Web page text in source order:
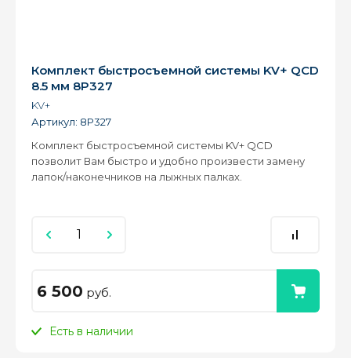
Комплект быстросъемной системы KV+ QCD
8.5 мм 8P327
KV+
Артикул: 8P327
Комплект быстросъемной системы KV+ QCD
позволит Вам быстро и удобно произвести замену
лапок/наконечников на лыжных палках.
6 500 руб.
Есть в наличии